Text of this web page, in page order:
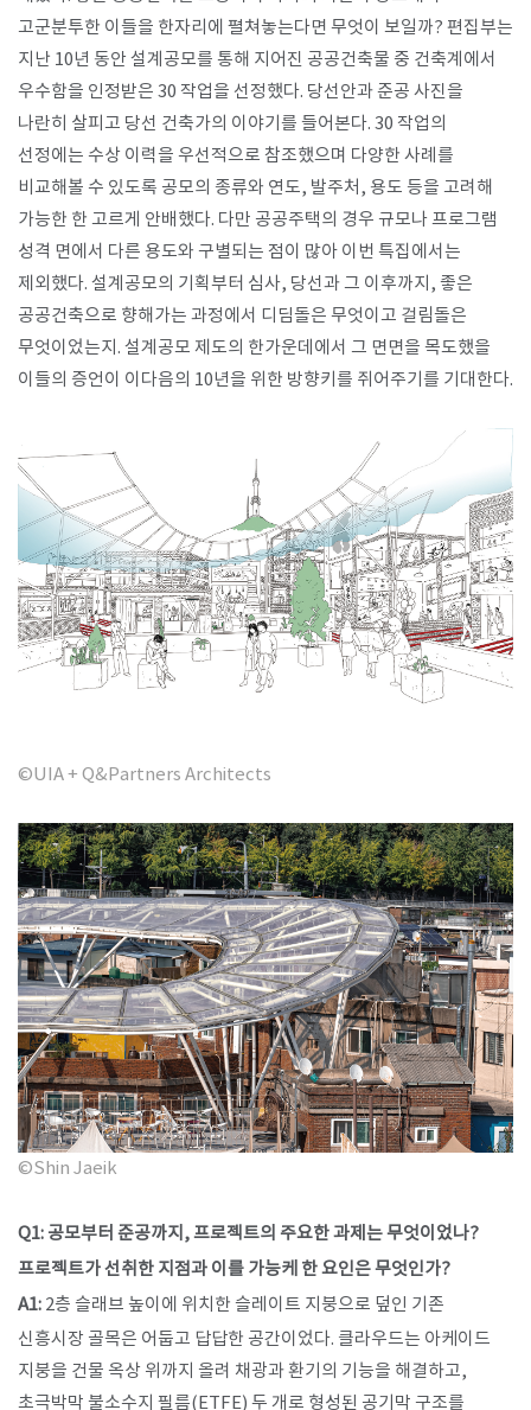
고군분투한 이들을 한자리에 펼쳐놓는다면 무엇이 보일까? 편집부는
지난 10년 동안 설계공모를 통해 지어진 공공건축물 중 건축계에서
우수함을 인정받은 30 작업을 선정했다. 당선안과 준공 사진을
나란히 살피고 당선 건축가의 이야기를 들어본다. 30 작업의
선정에는 수상 이력을 우선적으로 참조했으며 다양한 사례를
비교해볼 수 있도록 공모의 종류와 연도, 발주처, 용도 등을 고려해
가능한 한 고르게 안배했다. 다만 공공주택의 경우 규모나 프로그램
성격 면에서 다른 용도와 구별되는 점이 많아 이번 특집에서는
제외했다. 설계공모의 기획부터 심사, 당선과 그 이후까지, 좋은
공공건축으로 향해가는 과정에서 디딤돌은 무엇이고 걸림돌은
무엇이었는지. 설계공모 제도의 한가운데에서 그 면면을 목도했을
이들의 증언이 이다음의 10년을 위한 방향키를 쥐어주기를 기대한다.
©UIA + Q&Partners Architects
©Shin Jaeik
Q1: 공모부터 준공까지, 프로젝트의 주요한 과제는 무엇이었나?
프로젝트가 선취한 지점과 이를 가능케 한 요인은 무엇인가?
A1: 2층 슬래브 높이에 위치한 슬레이트 지붕으로 덮인 기존
신흥시장 골목은 어둡고 답답한 공간이었다. 클라우드는 아케이드
지붕을 건물 옥상 위까지 올려 채광과 환기의 기능을 해결하고,
초극박막 불소수지 필름(ETFE) 두 개로 형성된 공기막 구조를